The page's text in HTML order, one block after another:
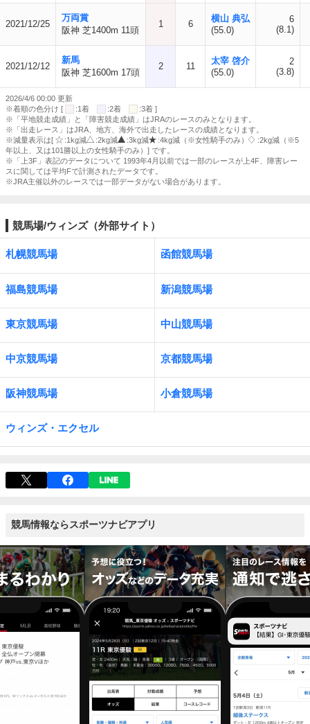
2021/12/25
万両賞
阪神 芝1400m 11頭
1 6
横山 典弘
(55.0)
6
(8.1)
2021/12/12
新馬
阪神 芝1600m 17頭
2 11
太宰 啓介
(55.0)
2
(3.8)
2026/4/6 00:00 更新
※着順の色分け [
:1着 :2着
:3着 ]
※「平地競走成績」と「障害競走成績」はJRAのレースのみとなります。
※「出走レース」はJRA、地方、海外で出走したレースの成績となります。
※減量表示は[
:1kg減 :2kg減 :3kg減 :4kg減（※女性騎手のみ）
:2kg減（※5
年以上、又は101勝以上の女性騎手のみ）] です。
※「上3F」表記のデータについて 1993年4月以前では一部のレースが上4F、障害レー
スに関しては平均Fで計測されたデータです。
※JRA主催以外のレースでは一部データがない場合があります。
競馬場/ウィンズ（外部サイト）
札幌競馬場 函館競馬場
福島競馬場 新潟競馬場
東京競馬場 中山競馬場
中京競馬場 京都競馬場
阪神競馬場 小倉競馬場
ウィンズ・エクセル
競馬情報ならスポーツナビアプリ